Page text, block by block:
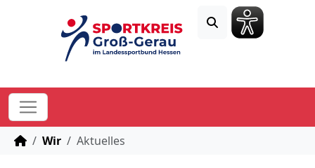
STARTSEITE
Wir Aktuelles